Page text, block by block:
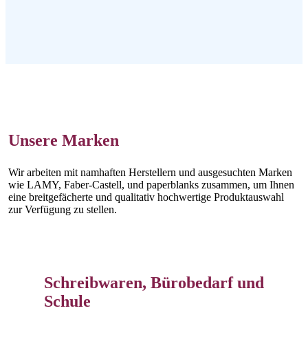
Unsere Marken
Wir arbeiten mit namhaften Herstellern und ausgesuchten Marken
wie LAMY, Faber-Castell, und paperblanks zusammen, um Ihnen
eine breitgefächerte und qualitativ hochwertige Produktauswahl
zur Verfügung zu stellen.
Schreibwaren, Bürobedarf und
Schule